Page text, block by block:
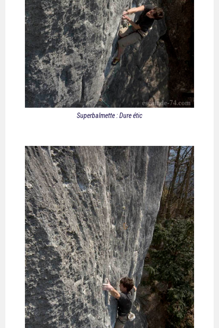
Superbalmette : Dure étic